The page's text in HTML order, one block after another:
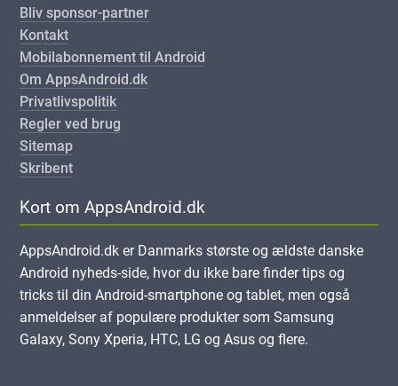
Bliv sponsor-partner
Kontakt
Mobilabonnement til Android
Om AppsAndroid.dk
Privatlivspolitik
Regler ved brug
Sitemap
Skribent
Kort om AppsAndroid.dk
AppsAndroid.dk er Danmarks største og ældste danske
Android nyheds-side, hvor du ikke bare finder tips og
tricks til din Android-smartphone og tablet, men også
anmeldelser af populære produkter som Samsung
Galaxy, Sony Xperia, HTC, LG og Asus og flere.